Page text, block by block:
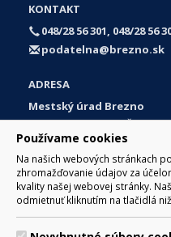
Používame cookies
Na našich webových stránkach
zhromažďovanie údajov za
kvality našej webovej stránky.
odmietnuť kliknutím na tlačidlá
KONTAKT
048/28 56 301, 048/28 56
podatelna@brezno.sk
ADRESA
Mestský úrad Brezno
Námestie gen. M. R.
977 01 Brezno
Slovakia (Slovak Republic)